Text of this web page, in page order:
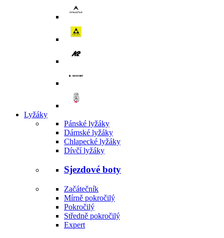
Lyžáky
Pánské lyžáky
Dámské lyžáky
Chlapecké lyžáky
Dívčí lyžáky
Sjezdové boty
Začátečník
Mírně pokročilý
Pokročilý
Středně pokročilý
Expert